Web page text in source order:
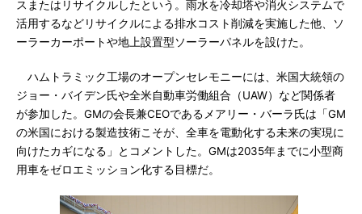
スまたはリサイクルしたという。雨水を冷却塔や消火システムで
活用するなどリサイクルによる排水コスト削減を実施した他、ソ
ーラーカーポートや地上設置型ソーラーパネルを設けた。
ハムトラミック工場のオープンセレモニーには、米国大統領の
ジョー・バイデン氏や全米自動車労働組合（UAW）など関係者
が参加した。GMの会長兼CEOであるメアリー・バーラ氏は「GM
の米国における製造技術こそが、全車を電動化する未来の実現に
向けたカギになる」とコメントした。GMは2035年までに小型商
用車をゼロエミッション化する目標だ。